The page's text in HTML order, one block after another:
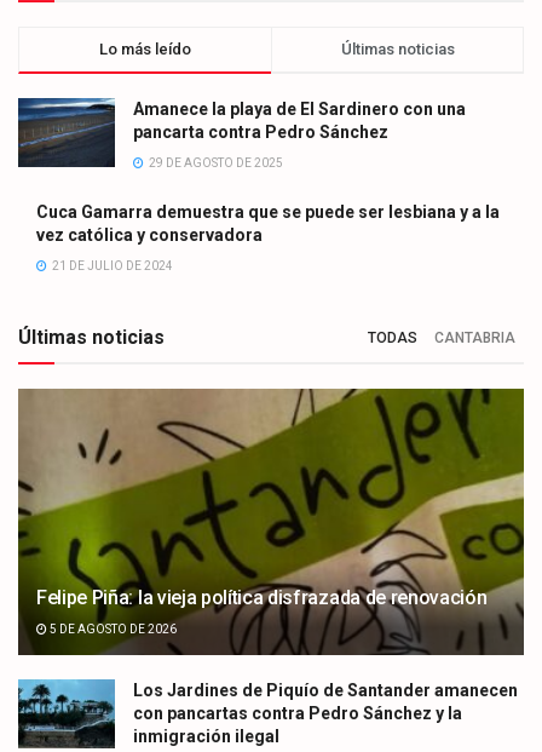
Lo más leído Últimas noticias
Amanece la playa de El Sardinero con una
pancarta contra Pedro Sánchez
29 DE AGOSTO DE 2025
Cuca Gamarra demuestra que se puede ser lesbiana y a la
vez católica y conservadora
21 DE JULIO DE 2024
Últimas noticias TODAS CANTABRIA
Felipe Piña: la vieja política disfrazada de renovación
5 DE AGOSTO DE 2026
Los Jardines de Piquío de Santander amanecen
con pancartas contra Pedro Sánchez y la
inmigración ilegal